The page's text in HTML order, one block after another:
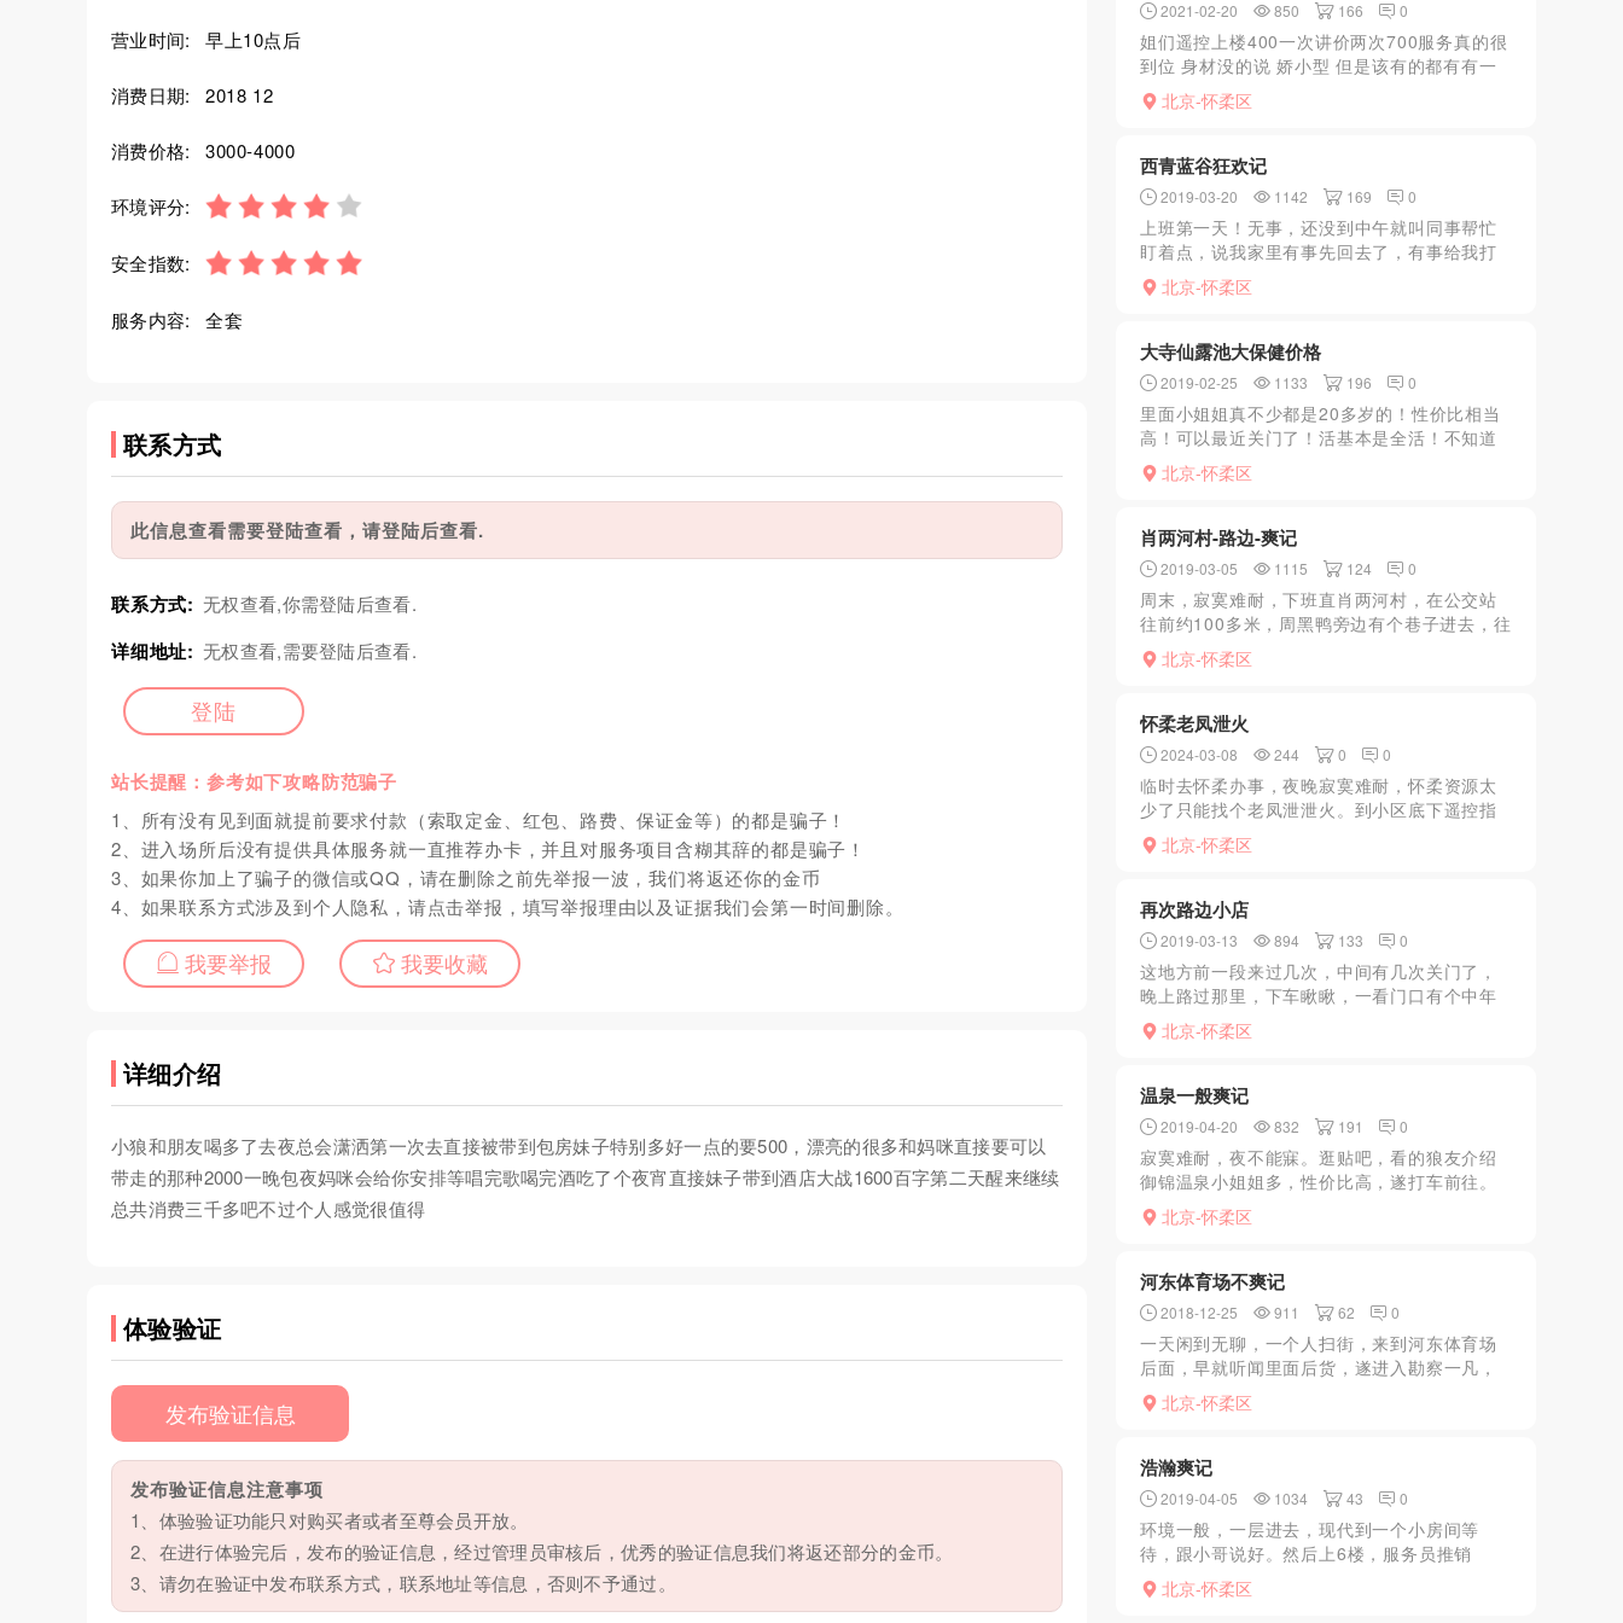
营业时间: 早上10点后
消费日期: 2018 12
消费价格: 3000-4000
环境评分:
安全指数:
服务内容: 全套
联系方式
此信息查看需要登陆查看，请登陆后查看.
联系方式: 无权查看,你需登陆后查看.
详细地址: 无权查看,需要登陆后查看.
登陆
站长提醒：参考如下攻略防范骗子
1、所有没有见到面就提前要求付款（索取定金、红包、路费、保证金等）的都是骗子！
2、进入场所后没有提供具体服务就一直推荐办卡，并且对服务项目含糊其辞的都是骗子！
3、如果你加上了骗子的微信或QQ，请在删除之前先举报一波，我们将返还你的金币
4、如果联系方式涉及到个人隐私，请点击举报，填写举报理由以及证据我们会第一时间删除。
我要举报 我要收藏
详细介绍
小狼和朋友喝多了去夜总会潇洒第一次去直接被带到包房妹子特别多好一点的要500，漂亮的很多和妈咪直接要可以
带走的那种2000一晚包夜妈咪会给你安排等唱完歌喝完酒吃了个夜宵直接妹子带到酒店大战1600百字第二天醒来继续
总共消费三千多吧不过个人感觉很值得
体验验证
发布验证信息
发布验证信息注意事项
1、体验验证功能只对购买者或者至尊会员开放。
2、在进行体验完后，发布的验证信息，经过管理员审核后，优秀的验证信息我们将返还部分的金币。
3、请勿在验证中发布联系方式，联系地址等信息，否则不予通过。
2021-02-20 850 166 0
姐们遥控上楼400一次讲价两次700服务真的很
到位 身材没的说 娇小型 但是该有的都有有一
种小女朋友的感觉 这次体验感觉很值
北京-怀柔区
西青蓝谷狂欢记
2019-03-20 1142 169 0
上班第一天！无事，还没到中午就叫同事帮忙
盯着点，说我家里有事先回去了，有事给我打
电话！其实是国庆这几天都喝酒了加上孩子也
在家。憋的不行了！于是不到中午驱车来到蓝
北京-怀柔区
大寺仙露池大保健价格
2019-02-25 1133 196 0
里面小姐姐真不少都是20多岁的！性价比相当
高！可以最近关门了！活基本是全活！不知道
什么时候再开门！想念小六！默默！
北京-怀柔区
肖两河村-路边-爽记
2019-03-05 1115 124 0
周末，寂寞难耐，下班直肖两河村，在公交站
往前约100多米，周黑鸭旁边有个巷子进去，往
里面走就是了，刚下完雨没几个，年龄多数30
左右，无服务，一个看上的都没有，知道走到
北京-怀柔区
怀柔老凤泄火
2024-03-08 244 0 0
临时去怀柔办事，夜晚寂寞难耐，怀柔资源太
少了只能找个老凤泄泄火。到小区底下遥控指
挥上楼，留门进去后穿了的居家睡衣，冲了个
出来姐姐已经换上了开裆黑丝，躺床上姐姐全
北京-怀柔区
再次路边小店
2019-03-13 894 133 0
这地方前一段来过几次，中间有几次关门了，
晚上路过那里，下车瞅瞅，一看门口有个中年
妇女就知道有戏，到那直接说开下门就行了，
屋里有四个技师，挑了一个往里边去，条件比
北京-怀柔区
温泉一般爽记
2019-04-20 832 191 0
寂寞难耐，夜不能寐。逛贴吧，看的狼友介绍
御锦温泉小姐姐多，性价比高，遂打车前往。
先洗个澡，进入大厅，这时大厅已经坐满，找
了个角落躺下。过了不到一分钟就上来好几个
北京-怀柔区
河东体育场不爽记
2018-12-25 911 62 0
一天闲到无聊，一个人扫街，来到河东体育场
后面，早就听闻里面后货，遂进入勘察一凡，
共计三个姐姐，选择其一，一通操作后，发
射，甩下100大洋，回家。
北京-怀柔区
浩瀚爽记
2019-04-05 1034 43 0
环境一般，一层进去，现代到一个小房间等
待，跟小哥说好。然后上6楼，服务员推销
xiongtui，说，只有熟客可以做，没有大活。
北京-怀柔区